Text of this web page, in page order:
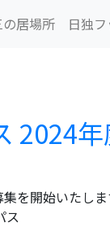
居場所 日独
2024
を開始いた
ス